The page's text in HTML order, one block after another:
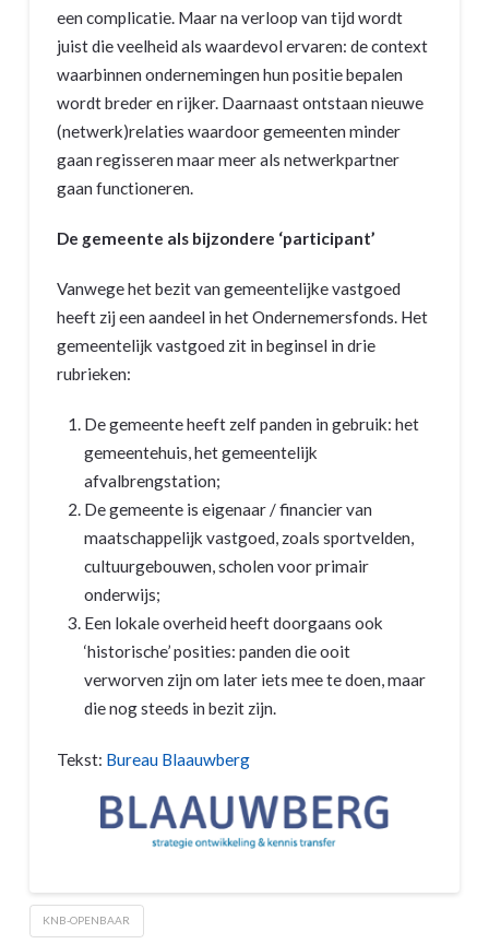
een complicatie. Maar na verloop van tijd wordt
juist die veelheid als waardevol ervaren: de context
waarbinnen ondernemingen hun positie bepalen
wordt breder en rijker. Daarnaast ontstaan nieuwe
(netwerk)relaties waardoor gemeenten minder
gaan regisseren maar meer als netwerkpartner
gaan functioneren.
De gemeente als bijzondere ‘participant’
Vanwege het bezit van gemeentelijke vastgoed
heeft zij een aandeel in het Ondernemersfonds. Het
gemeentelijk vastgoed zit in beginsel in drie
rubrieken:
De gemeente heeft zelf panden in gebruik: het
gemeentehuis, het gemeentelijk
afvalbrengstation;
De gemeente is eigenaar / financier van
maatschappelijk vastgoed, zoals sportvelden,
cultuurgebouwen, scholen voor primair
onderwijs;
Een lokale overheid heeft doorgaans ook
‘historische’ posities: panden die ooit
verworven zijn om later iets mee te doen, maar
die nog steeds in bezit zijn.
Tekst: Bureau Blaauwberg
KNB-OPENBAAR